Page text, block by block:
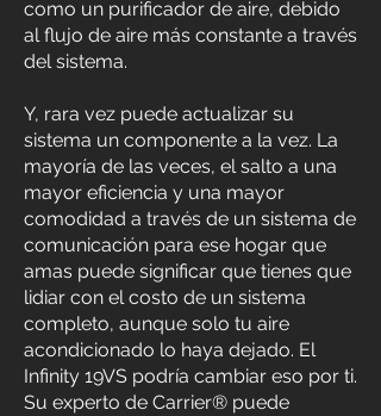
como un purificador de aire, debido
al flujo de aire más constante a través
del sistema.
Y, rara vez puede actualizar su
sistema un componente a la vez. La
mayoría de las veces, el salto a una
mayor eficiencia y una mayor
comodidad a través de un sistema de
comunicación para ese hogar que
amas puede significar que tienes que
lidiar con el costo de un sistema
completo, aunque solo tu aire
acondicionado lo haya dejado. El
Infinity 19VS podría cambiar eso por ti.
Su experto de Carrier® puede